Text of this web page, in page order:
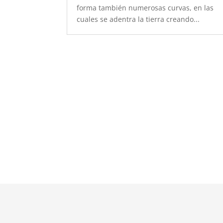
forma también numerosas curvas, en las
cuales se adentra la tierra creando...